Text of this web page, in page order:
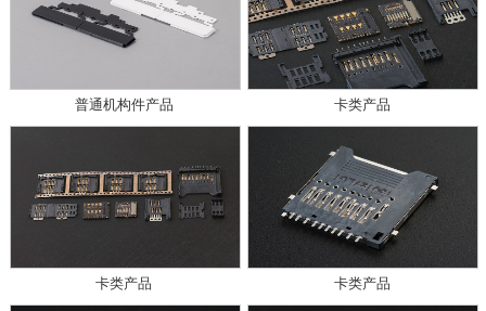
普通机构件产品 卡类产品
卡类产品 卡类产品